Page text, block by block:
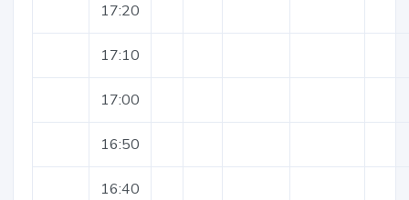
17:20
17:10
17:00
16:50
16:40